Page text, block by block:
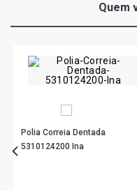
Quem
Polia Correia Dentada
5310124200 Ina